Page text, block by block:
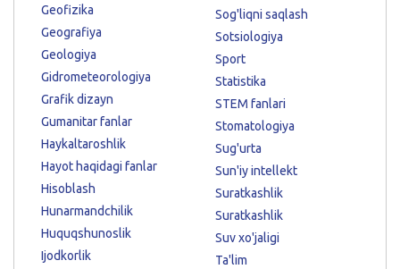
Geofizika
Geografiya
Geologiya
Gidrometeorologiya
Grafik dizayn
Gumanitar fanlar
Haykaltaroshlik
Hayot haqidagi fanlar
Hisoblash
Hunarmandchilik
Huquqshunoslik
Ijodkorlik
Sog'liqni saqlash
Sotsiologiya
Sport
Statistika
STEM fanlari
Stomatologiya
Sug'urta
Sun'iy intellekt
Suratkashlik
Suratkashlik
Suv xo'jaligi
Ta'lim